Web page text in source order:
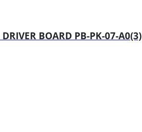
BOARD PB-PK-07-A0(3)